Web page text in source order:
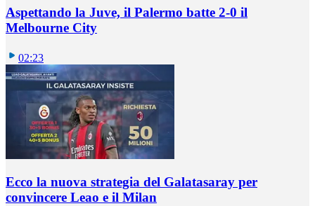
Aspettando la Juve, il Palermo batte 2-0 il
Melbourne City
02:23
Ecco la nuova strategia del Galatasaray per
convincere Leao e il Milan